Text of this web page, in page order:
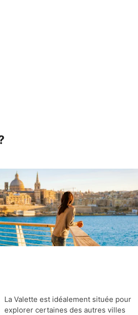
La Valette est idéalement située pour
explorer certaines des autres villes